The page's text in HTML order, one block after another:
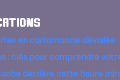
en cartomancie dévoilée
: clés pour comprendre
derrière cette heure